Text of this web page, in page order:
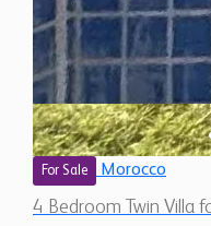
For Sale Morocco
4 Bedroom Twin Villa